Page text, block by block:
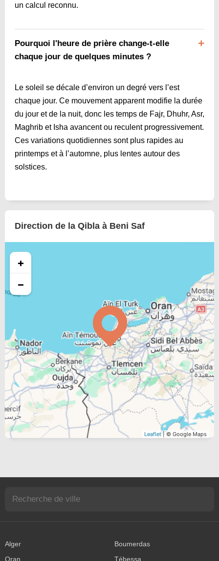
un calcul reconnu.
Pourquoi l'heure de prière change-t-elle
chaque jour de quelques minutes ?
Le soleil se décale d’environ un degré vers l’est
chaque jour. Ce mouvement apparent modifie la durée
du jour et de la nuit, donc les temps de Fajr, Dhuhr, Asr,
Maghrib et Isha avancent ou reculent progressivement.
Ces variations quotidiennes sont plus rapides au
printemps et à l’automne, plus lentes autour des
solstices.
Direction de la Qibla à Beni Saf
+
−
Leaflet| © Google Maps
Alger
Boumerdas
Oran
Tébessa